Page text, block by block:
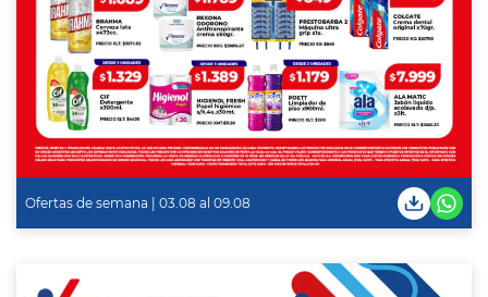
Ofertas de semana | 03.08 al 09.08